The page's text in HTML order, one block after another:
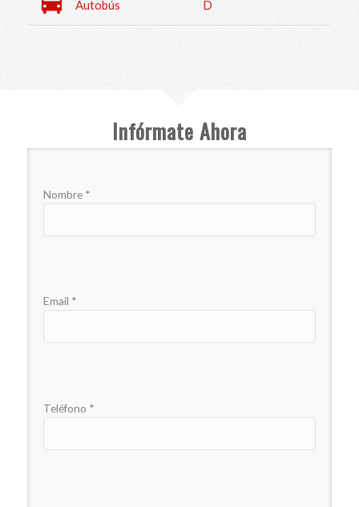
Autobús D
Infórmate Ahora
Nombre *
Email *
Teléfono *